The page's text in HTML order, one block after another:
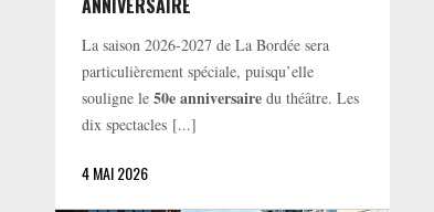
ANNIVERSAIRE
La saison 2026-2027 de La Bordée sera
particulièrement spéciale, puisqu’elle
souligne le50e anniversaire du théâtre. Les
dix spectacles [...]
4 MAI 2026